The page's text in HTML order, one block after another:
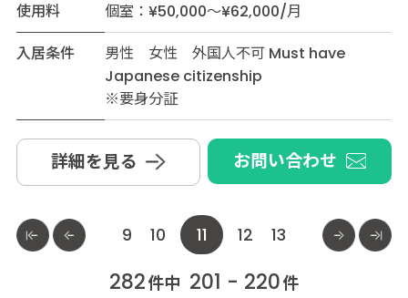
使用料
個室：¥50,000～¥62,000/月
入居条件
男性 女性 外国人不可 Must have
Japanese citizenship
※要身分証
詳細を見る お問い合わせ
9 10 11 12 13
282件中 201 - 220件